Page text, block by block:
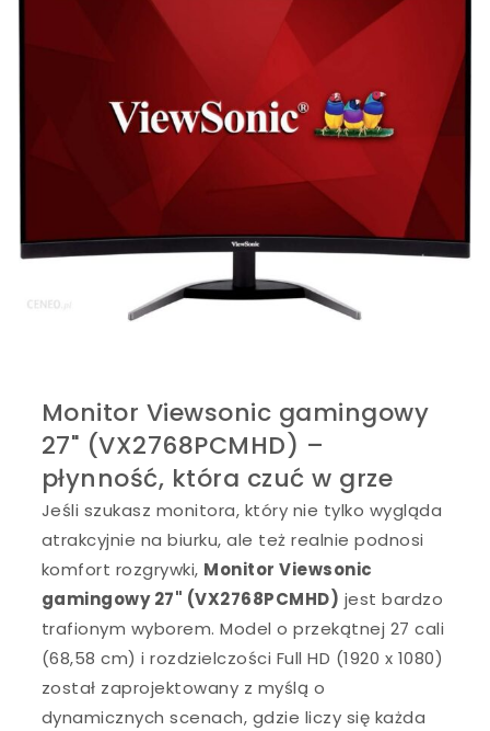
Monitor Viewsonic gamingowy
27" (VX2768PCMHD) –
płynność, która czuć w grze
Jeśli szukasz monitora, który nie tylko wygląda
atrakcyjnie na biurku, ale też realnie podnosi
komfort rozgrywki, Monitor Viewsonic
gamingowy 27" (VX2768PCMHD) jest bardzo
trafionym wyborem. Model o przekątnej 27 cali
(68,58 cm) i rozdzielczości Full HD (1920 x 1080)
został zaprojektowany z myślą o
dynamicznych scenach, gdzie liczy się każda